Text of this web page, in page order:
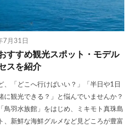
7月31日
すすめ観光スポット・モデル
スを紹介
、「どこへ行けばいい？」「半日や1日
に観光できる？」と悩んでいませんか？
鳥羽水族館」をはじめ、ミキモト真珠島
、新鮮な海鮮グルメなど見どころが豊富